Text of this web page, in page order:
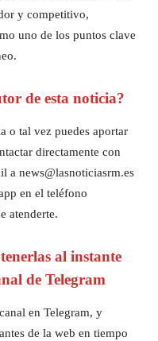
y competitivo,
uno de los puntos clave
de esta noticia?
o tal vez puedes aportar
directamente con
a news@lasnoticiasrm.es
en el teléfono
atenderte.
al instante
de Telegram
en Telegram, y
de la web en tiempo